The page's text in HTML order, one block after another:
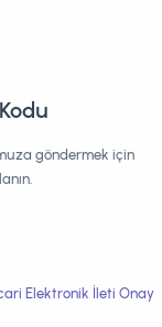
göndermek için
Elektronik İleti Onay